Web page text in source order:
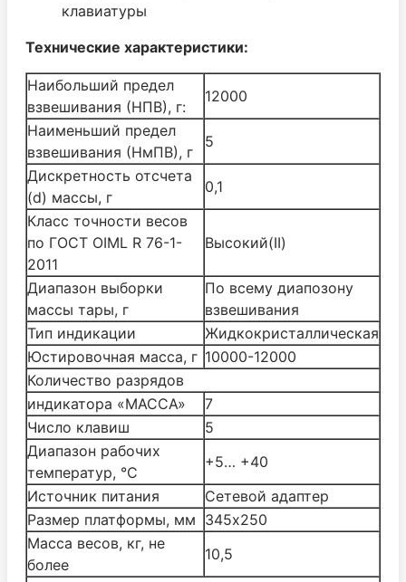
клавиатуры
Технические характеристики:
Наибольший предел
взвешивания (НПВ), г:
12000
Наименьший предел
взвешивания (НмПВ), г
5
Дискретность отсчета
(d) массы, г
0,1
Класс точности весов
по ГОСТ OIML R 76-1-
2011
Высокий(II)
Диапазон выборки
массы тары, г
По всему диапозону
взвешивания
Тип индикации
Жидкокристаллическая
Юстировочная масса, г 10000-12000
Количество разрядов
индикатора «МАССА»
7
Число клавиш
5
Диапазон рабочих
температур, °С
+5… +40
Источник питания
Cетевой адаптер
Размер платформы, мм 345х250
Масса весов, кг, не
более
10,5